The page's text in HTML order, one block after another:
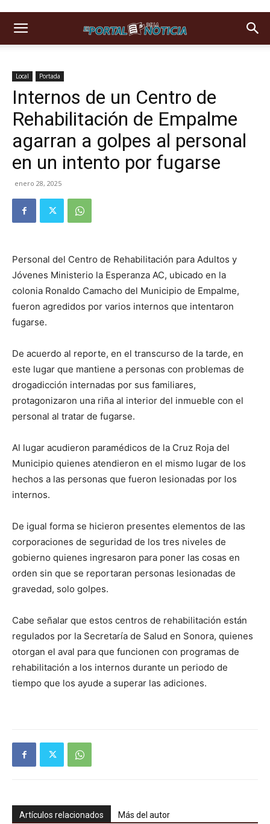
Local Portada
Internos de un Centro de
Rehabilitación de Empalme
agarran a golpes al personal
en un intento por fugarse
enero 28, 2025
Personal del Centro de Rehabilitación para Adultos y
Jóvenes Ministerio la Esperanza AC, ubicado en la
colonia Ronaldo Camacho del Municipio de Empalme,
fueron agredidos por varios internos que intentaron
fugarse.
De acuerdo al reporte, en el transcurso de la tarde, en
este lugar que mantiene a personas con problemas de
drogadicción internadas por sus familiares,
protagonizaron una riña al interior del inmueble con el
personal al tratar de fugarse.
Al lugar acudieron paramédicos de la Cruz Roja del
Municipio quienes atendieron en el mismo lugar de los
hechos a las personas que fueron lesionadas por los
internos.
De igual forma se hicieron presentes elementos de las
corporaciones de seguridad de los tres niveles de
gobierno quienes ingresaron para poner las cosas en
orden sin que se reportaran personas lesionadas de
gravedad, solo golpes.
Cabe señalar que estos centros de rehabilitación están
regulados por la Secretaría de Salud en Sonora, quienes
otorgan el aval para que funcionen con programas de
rehabilitación a los internos durante un periodo de
tiempo que los ayude a superar las adiciones.
Artículos relacionados Más del autor